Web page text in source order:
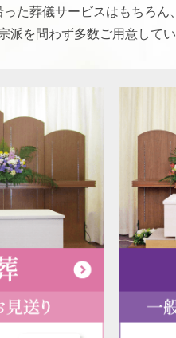
た葬儀サービスはもちろん、
を問わず多数ご用意してい